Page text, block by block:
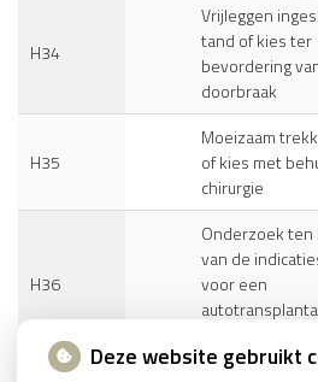
H34
Vrijleggen
tand of kies ter
bevordering
doorbraak
H35
Moeizaam
of kies met
chirurgie
H36
Onderzoek
van de
voor een
Deze website gebruikt